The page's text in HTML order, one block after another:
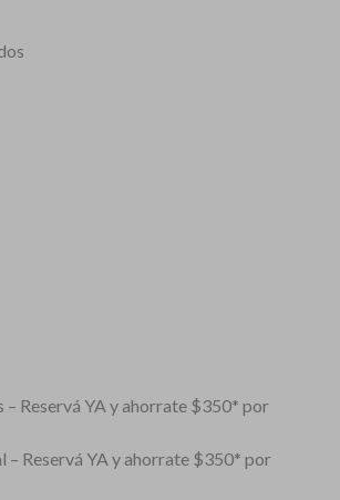
– Reservá YA y ahorrate $350* por
– Reservá YA y ahorrate $350* por